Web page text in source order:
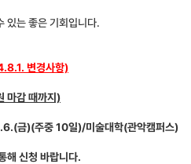
있는 좋은 기회입니다.
변경사항)
감 때까지)
금)(주중 10일)/미술대학(관악캠퍼스)
해 신청 바랍니다.